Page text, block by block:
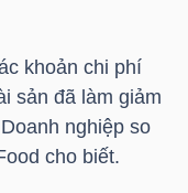
khoản chi phí
sản đã làm giảm
nghiệp so
cho biết.